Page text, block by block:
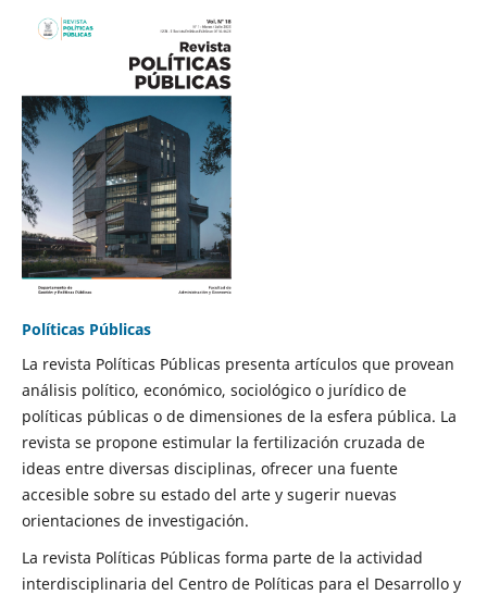
Políticas Públicas
La revista Políticas Públicas presenta artículos que provean
análisis político, económico, sociológico o jurídico de
políticas públicas o de dimensiones de la esfera pública. La
revista se propone estimular la fertilización cruzada de
ideas entre diversas disciplinas, ofrecer una fuente
accesible sobre su estado del arte y sugerir nuevas
orientaciones de investigación.
La revista Políticas Públicas forma parte de la actividad
interdisciplinaria del Centro de Políticas para el Desarrollo y